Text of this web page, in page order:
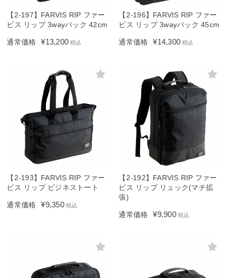
【2-197】FARVIS RIP ファー
ビス リップ 3wayバック 42cm
通常価格 ¥13,200 税込
【2-196】FARVIS RIP ファー
ビス リップ 3wayバック 45cm
通常価格 ¥14,300 税込
【2-193】FARVIS RIP ファー
ビス リップ ビジネストート
通常価格 ¥9,350 税込
【2-192】FARVIS RIP ファー
ビス リップ リュック(マチ拡
張)
通常価格 ¥9,900 税込